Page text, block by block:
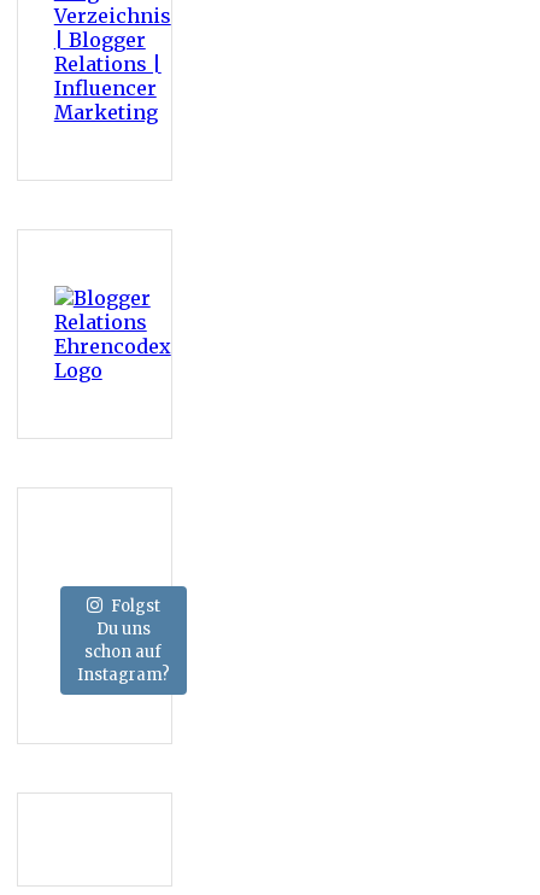
Folgst
Du uns
schon auf
Instagram?